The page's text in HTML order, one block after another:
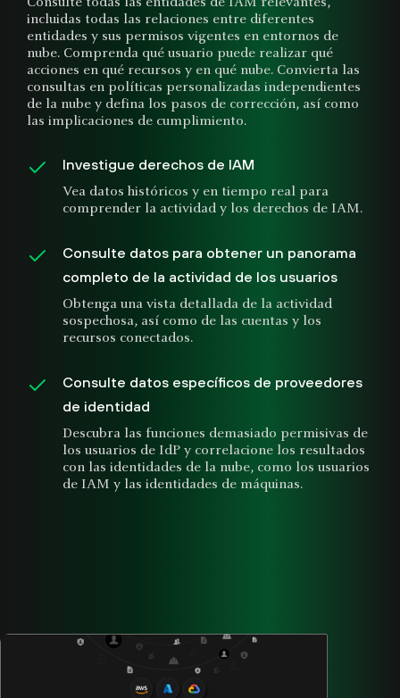
incluidas todas las relaciones entre diferentes
entidades y sus permisos vigentes en entornos de
nube. Comprenda qué usuario puede realizar qué
acciones en qué recursos y en qué nube. Convierta las
consultas en políticas personalizadas independientes
de la nube y defina los pasos de corrección, así como
las implicaciones de cumplimiento.
Investigue derechos de IAM
Vea datos históricos y en tiempo real para
comprender la actividad y los derechos de IAM.
Consulte datos para obtener un panorama
completo de la actividad de los usuarios
Obtenga una vista detallada de la actividad
sospechosa, así como de las cuentas y los
recursos conectados.
Consulte datos específicos de proveedores
de identidad
Descubra las funciones demasiado permisivas de
los usuarios de IdP y correlacione los resultados
con las identidades de la nube, como los usuarios
de IAM y las identidades de máquinas.